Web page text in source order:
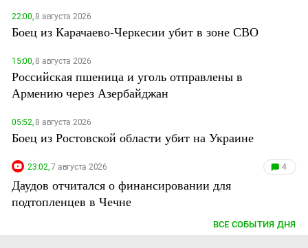
22:00,8 августа 2026
Боец из Карачаево-Черкесии убит в зоне СВО
15:00,8 августа 2026
Российская пшеница и уголь отправлены в
Армению через Азербайджан
05:52,8 августа 2026
Боец из Ростовской области убит на Украине
23:02,7 августа 2026 4
Даудов отчитался о финансировании для
подтопленцев в Чечне
ВСЕ СОБЫТИЯ ДНЯ